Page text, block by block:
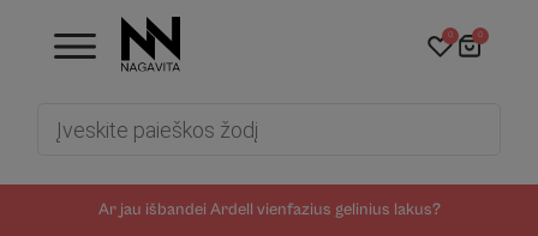
Ar jau išbandei Ardell vienfazius gelinius lakus?
0 0